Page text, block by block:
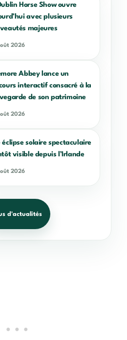
Horse Show ouvre
avec plusieurs
majeures
2026
Abbey lance un
interactif consacré à la
de son patrimoine
2026
éclipse solaire spectaculaire
visible depuis l’Irlande
2026
d'actualités